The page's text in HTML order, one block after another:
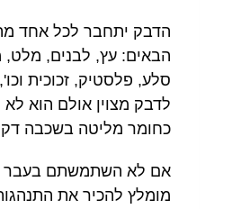
הדבק יתחבר לכל אחד
הבאים: עץ, לבנים, מלט,
סלע, ​​פלסטיק, זכוכית
לדבק מצוין אולם הוא
כחומר מליטה בשכבה
מומלץ להכיר את